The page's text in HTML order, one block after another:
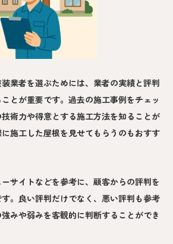
業者を選ぶためには、業者の実績と評判
とが重要です。過去の施工事例をチェッ
術力や得意とする施工方法を知ることが
施工した屋根を見せてもらうのもおすす
サイトなどを参考に、顧客からの評判を
。良い評判だけでなく、悪い評判も参考
みや弱みを客観的に判断することができ